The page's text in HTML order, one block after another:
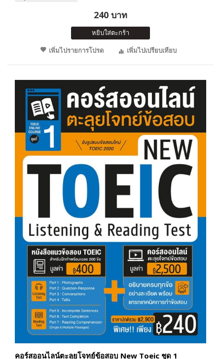
240 บาท
หยิบใส่ตะกร้า
เพิ่มไปรายการโปรด
เพิ่มไปเปรียบเทียบ
คอร์สออนไลน์ตะลุยโจทย์ข้อสอบ New Toeic ชุด 1